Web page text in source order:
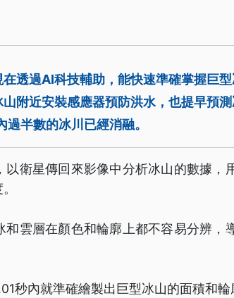
透過AI科技輔助，能快速準確掌握巨
附近安裝感應器預防洪水，也提早預
半數的冰川已經消融。
衛星傳回來影像中分析冰山的數據，
雲層在顏色和輪廓上都不容易分辨，
秒內就準確繪製出巨型冰山的面積和輪